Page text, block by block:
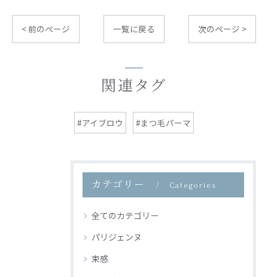
< 前のページ 一覧に戻る 次のページ >
関連タグ
#アイブロウ #まつ毛パーマ
カテゴリー Categories
全てのカテゴリー
パリジェンヌ
束感